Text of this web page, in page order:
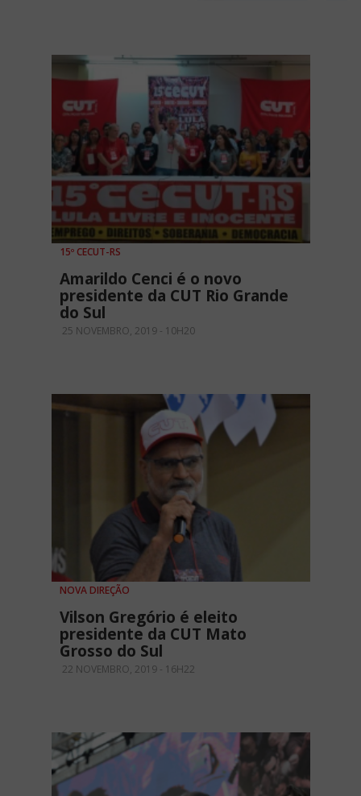
15º CECUT-RS
Amarildo Cenci é o novo
presidente da CUT Rio Grande
do Sul
25 NOVEMBRO, 2019 - 10H20
NOVA DIREÇÃO
Vilson Gregório é eleito
presidente da CUT Mato
Grosso do Sul
22 NOVEMBRO, 2019 - 16H22